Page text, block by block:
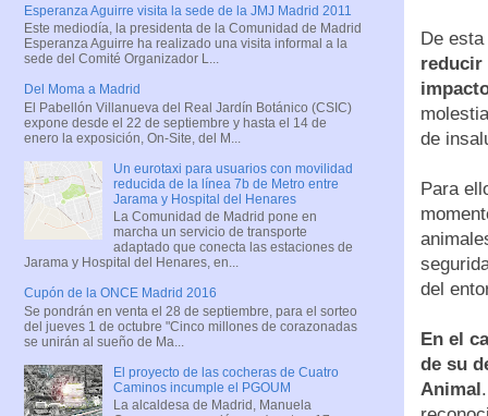
De
reducir
de
Para
del
En el
de su
Animal
Esperanza Aguirre visita la sede de la JMJ Madrid 2011
Este mediodía, la presidenta de la Comunidad de Madrid
Esperanza Aguirre ha realizado una visita informal a la
sede del Comité Organizador L...
Del Moma a Madrid
El Pabellón Villanueva del Real Jardín Botánico (CSIC)
expone desde el 22 de septiembre y hasta el 14 de
enero la exposición, On-Site, del M...
Un eurotaxi para usuarios con movilidad
reducida de la línea 7b de Metro entre
Jarama y Hospital del Henares
La Comunidad de Madrid pone en
marcha un servicio de transporte
adaptado que conecta las estaciones de
Jarama y Hospital del Henares, en...
Cupón de la ONCE Madrid 2016
Se pondrán en venta el 28 de septiembre, para el sorteo
del jueves 1 de octubre "Cinco millones de corazonadas
se unirán al sueño de Ma...
El proyecto de las cocheras de Cuatro
Caminos incumple el PGOUM
La alcaldesa de Madrid, Manuela